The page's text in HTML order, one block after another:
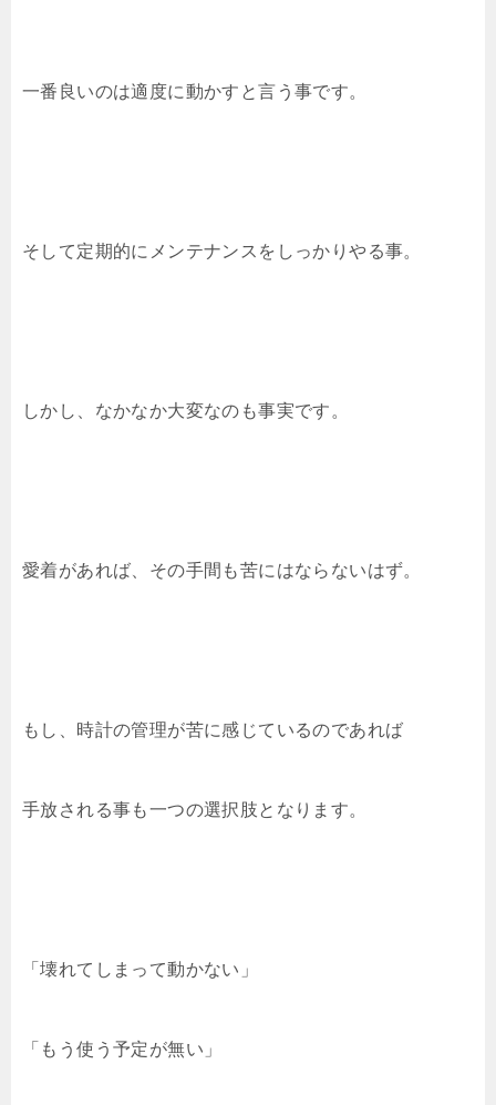
一番良いのは適度に動かすと言う事です。
そして定期的にメンテナンスをしっかりやる事。
しかし、なかなか大変なのも事実です。
愛着があれば、その手間も苦にはならないはず。
もし、時計の管理が苦に感じているのであれば
手放される事も一つの選択肢となります。
「壊れてしまって動かない」
「もう使う予定が無い」